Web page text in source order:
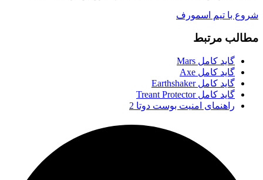
شروع با تیم اسمورف
مطالب مرتبط
گاید کامل Mars
گاید کامل Axe
گاید کامل Earthshaker
گاید کامل Treant Protector
راهنمای امنیت بوست دوتا 2